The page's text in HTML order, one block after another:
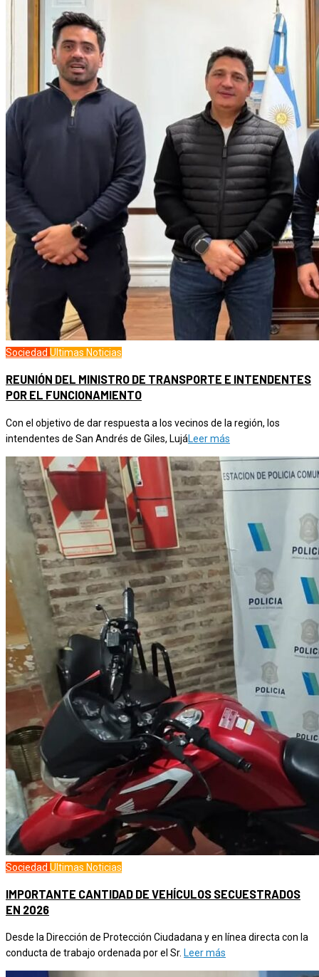
Sociedad Ultimas Noticias
REUNIÓN DEL MINISTRO DE TRANSPORTE E INTENDENTES
POR EL FUNCIONAMIENTO
Con el objetivo de dar respuesta a los vecinos de la región, los
intendentes de San Andrés de Giles, LujáLeer más
Sociedad Ultimas Noticias
IMPORTANTE CANTIDAD DE VEHÍCULOS SECUESTRADOS
EN 2026
Desde la Dirección de Protección Ciudadana y en línea directa con la
conducta de trabajo ordenada por el Sr. Leer más